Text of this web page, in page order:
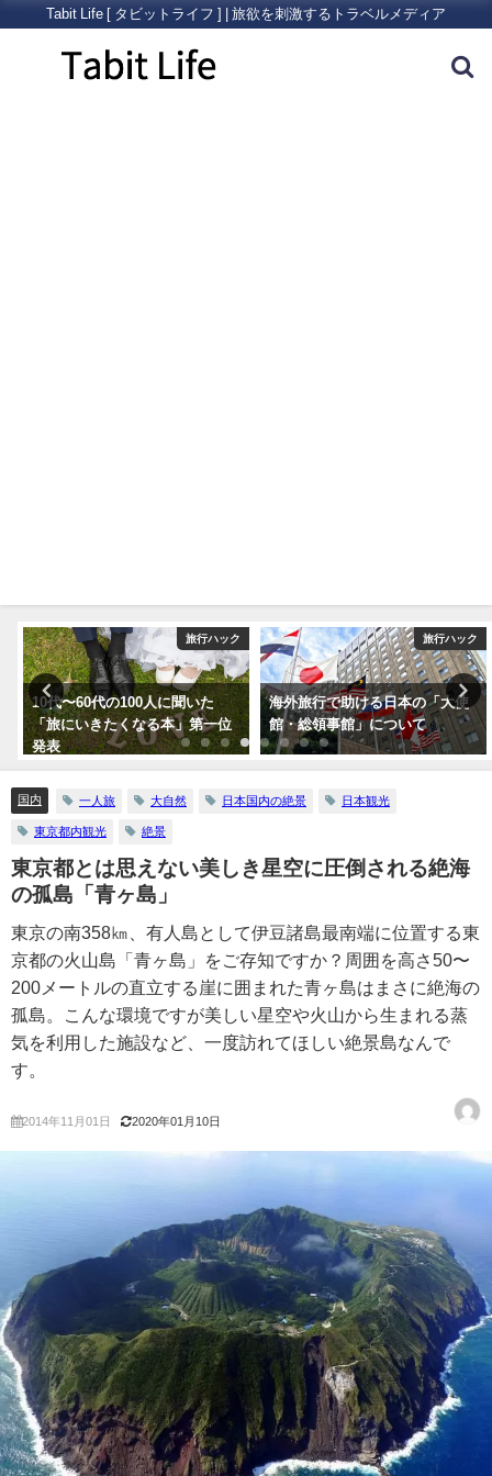
Tabit Life [ タビットライフ ] | 旅欲を刺激するトラベルメディア
旅行ハック
10代〜60代の100人に聞いた
「旅にいきたくなる本」第一位
発表
旅行ハック
海外旅行で助ける日本の「大使
館・総領事館」について
国内 一人旅 大自然 日本国内の絶景 日本観光
東京都内観光 絶景
東京都とは思えない美しき星空に圧倒される絶海
の孤島「青ヶ島」
東京の南358㎞、有人島として伊豆諸島最南端に位置する東
京都の火山島「青ヶ島」をご存知ですか？周囲を高さ50〜
200メートルの直立する崖に囲まれた青ヶ島はまさに絶海の
孤島。こんな環境ですが美しい星空や火山から生まれる蒸
気を利用した施設など、一度訪れてほしい絶景島なんで
す。
2014年11月01日 2020年01月10日